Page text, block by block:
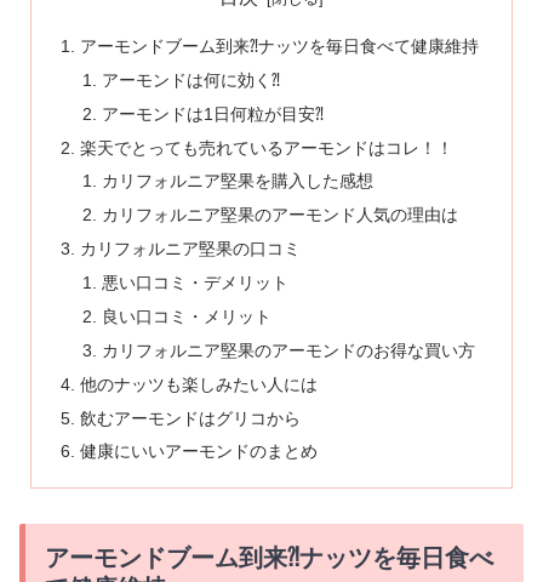
アーモンドブーム到来⁈ナッツを毎日食べて健康維持
アーモンドは何に効く⁈
アーモンドは1日何粒が目安⁈
楽天でとっても売れているアーモンドはコレ！！
カリフォルニア堅果を購入した感想
カリフォルニア堅果のアーモンド人気の理由は
カリフォルニア堅果の口コミ
悪い口コミ・デメリット
良い口コミ・メリット
カリフォルニア堅果のアーモンドのお得な買い方
他のナッツも楽しみたい人には
飲むアーモンドはグリコから
健康にいいアーモンドのまとめ
アーモンドブーム到来⁈ナッツを毎日食べ